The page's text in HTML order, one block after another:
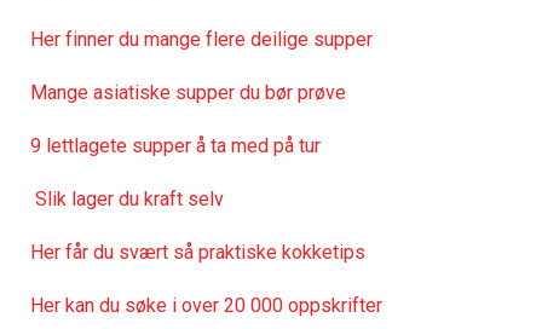
Her finner du mange flere deilige supper
Mange asiatiske supper du bør prøve
9 lettlagete supper å ta med på tur
Slik lager du kraft selv
Her får du svært så praktiske kokketips
Her kan du søke i over 20 000 oppskrifter